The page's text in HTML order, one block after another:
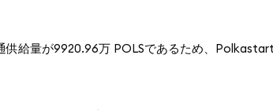
給量が9920.96万 POLSであるため、